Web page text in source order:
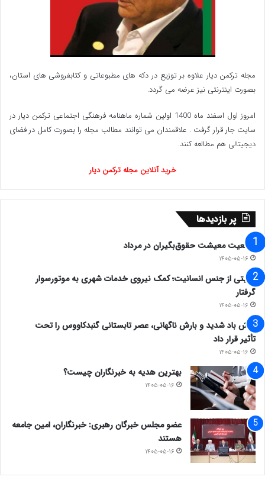
استقرار مردم سالاری توسعه‌گرا، برای تقویت بنیان‌های
جمهوریت نظام و پیشرفت شایسته ایران بپیوندید.
🖍 امروز رسالت همه ی ما حضور حداکثری است
#برای_ایران و از شما درخواست می کنیم با تمام گلایه
های به حق، در این مسیر روشن، ایران را همراهی کنید .
✋ ما زنده به آنیم که آرام نگیریم
✋موجیم که آسودگی ما عدم ماست
❇️ مجمع دانشجویان و دانش آموختگان استان گلستان(
۲۱ خرداد۱۴۰۳) ❇️
مجله ترکمن دیار علاوه بر توزیع در دکه های مطبوعاتی و کتابفروشی های استان،
بصورت اینترنتی نیز عرضه می گردد.‌
امروز اول اسفند ماه 1400 اولین شماره ماهنامه فرهنگی اجتماعی ترکمن دیار در
سایت جار قرار گرفت . علاقمندان می توانند مطالب مجله را بصورت کامل در فضای
دیجیتالی هم مطالعه کنند.
خرید آنلاین مجله ترکمن دیار
پر بازدیدها
وضعیت معیشت حقوق‌بگیران در مرداد
۱۴۰۵-۰۵-۱۶
روایتی از جنس انسانیت؛ کمک نیروی خدمات شهری به موتورسوار
گرفتار
۱۴۰۵-۰۵-۱۶
وزش باد شدید و بارش ناگهانی، عصر تابستانی گنبدکاووس را تحت
تأثیر قرار داد
۱۴۰۵-۰۵-۱۶
بهترین هدیه به خبرنگاران چیست؟
۱۴۰۵-۰۵-۱۶
عضو مجلس خبرگان رهبری: خبرنگاران، امین جامعه
هستند
۱۴۰۵-۰۵-۱۶